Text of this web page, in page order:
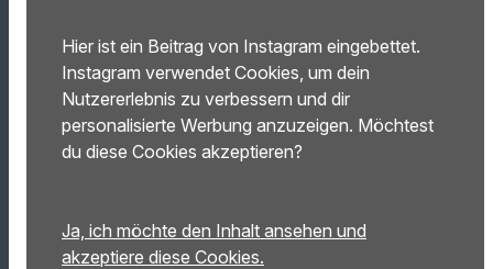
Hier ist ein Beitrag von Instagram eingebettet.
Instagram verwendet Cookies, um dein
Nutzererlebnis zu verbessern und dir
personalisierte Werbung anzuzeigen. Möchtest
du diese Cookies akzeptieren?
Ja, ich möchte den Inhalt ansehen und
akzeptiere diese Cookies.